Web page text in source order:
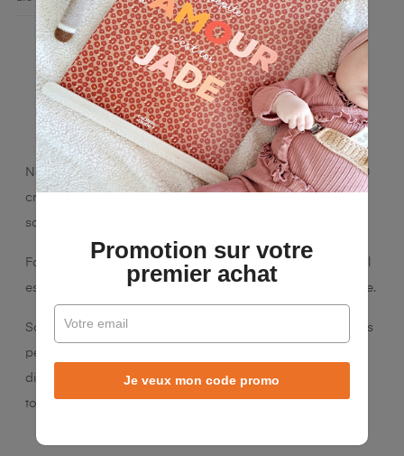
LA DESCRIPTION DÉTAILS DU PRODUIT
Notre cadre photo en bois, adapté aux photos de 15 x 10
cm, allie esthétique et fonctionnalité pour sublimer vos
souvenirs.
Facile à intégrer dans une chambre ou une salle de jeux, il
est fabriqué en peuplier de 5 mm pour une solidité durable.
Son système de fixation est habilement caché derrière des
personnages charmants, et sa finition s'accorde avec
divers décors, du moderne au classique, apportant une
touche ludique idéale pour égayer l'espace des enfants.
Promotion sur votre
premier achat
Je veux mon code promo